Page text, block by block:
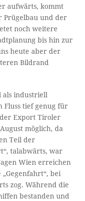
aufwärts, kommt
Prügelbau und der
noch weitere
bis hin zur
heute aber der
Bildrand
als industriell
Fluss tief genug für
Export Tiroler
möglich, da
Teil der
talabwärts, war
Wien erreichen
bei
zog. Während die
bestanden und